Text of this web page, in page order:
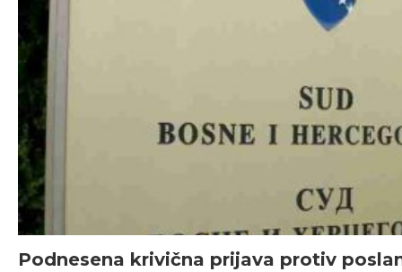
Podnesena krivična prijava protiv